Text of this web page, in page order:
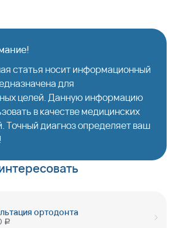
статья носит информационный
для
целей. Данную информацию
в качестве медицинских
Точный диагноз определяет ваш
ортодонта
руб